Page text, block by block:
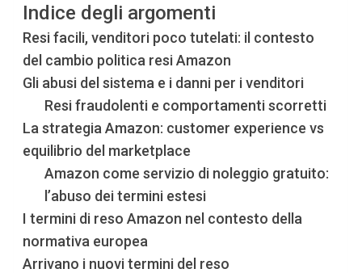
Indice degli argomenti
Resi facili, venditori poco tutelati: il contesto
del cambio politica resi Amazon
Gli abusi del sistema e i danni per i venditori
Resi fraudolenti e comportamenti scorretti
La strategia Amazon: customer experience vs
equilibrio del marketplace
Amazon come servizio di noleggio gratuito:
l’abuso dei termini estesi
I termini di reso Amazon nel contesto della
normativa europea
Arrivano i nuovi termini del reso